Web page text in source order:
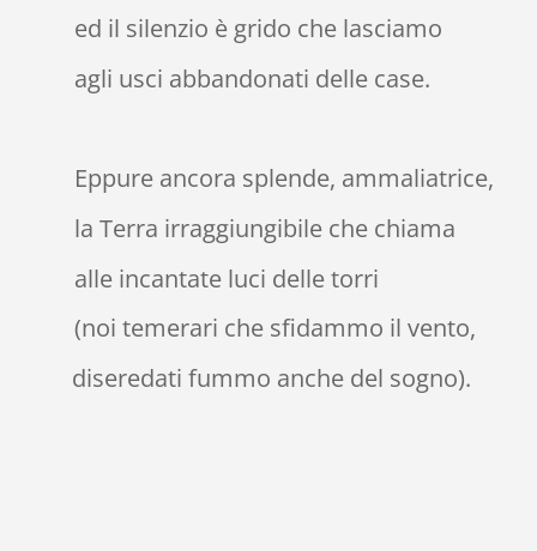
ed il silenzio è grido che lasciamo
agli usci abbandonati delle case.
Eppure ancora splende, ammaliatrice,
la Terra irraggiungibile che chiama
alle incantate luci delle torri
(noi temerari che sfidammo il vento,
diseredati fummo anche del sogno).